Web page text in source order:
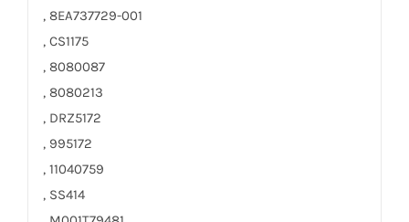
, 8EA737729-001
, CS1175
, 8080087
, 8080213
, DRZ5172
, 995172
, 11040759
, SS414